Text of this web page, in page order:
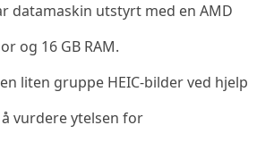
datamaskin utstyrt med en AMD
og 16 GB RAM.
liten gruppe HEIC-bilder ved hjelp
vurdere ytelsen for